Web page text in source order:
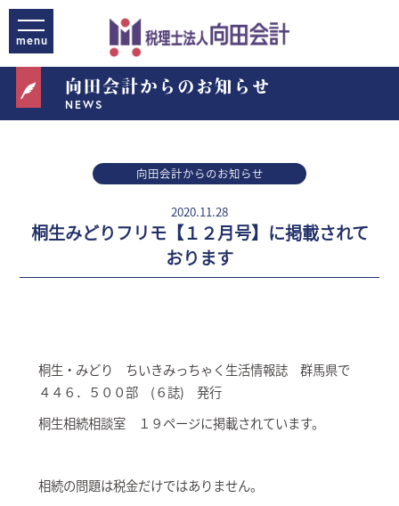
向田会計からのお知らせ
NEWS
向田会計からのお知らせ
2020.11.28
桐生みどりフリモ【１２月号】に掲載されて
おります
桐生・みどり ちいきみっちゃく生活情報誌 群馬県で
４４６．５００部 (６誌) 発行
桐生相続相談室 １９ページに掲載されています。
相続の問題は税金だけではありません。